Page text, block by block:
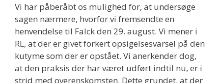
Vi har påberåbt os mulighed for, at undersøge
sagen nærmere, hvorfor vi fremsendte en
henvendelse til Falck den 29. august. Vi mener i
RL, at der er givet forkert opsigelsesvarsel på den
kutyme som der er opstået. Vi anerkender dog,
at den praksis der har været udført indtil nu, er i
strid med overenskomsten. Dette grundet, at der